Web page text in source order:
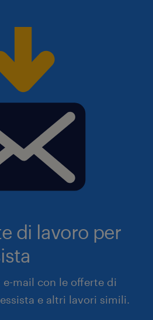
di lavoro per
mail con le offerte di
e altri lavori simili.